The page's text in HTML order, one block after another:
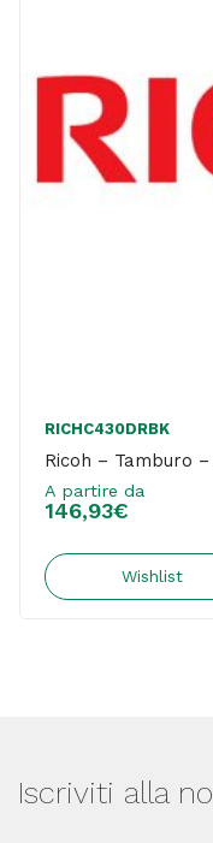
RICHC430DRBK
Ricoh – Tamburo
A partire da
146,93€
Wishlist
Iscriviti alla